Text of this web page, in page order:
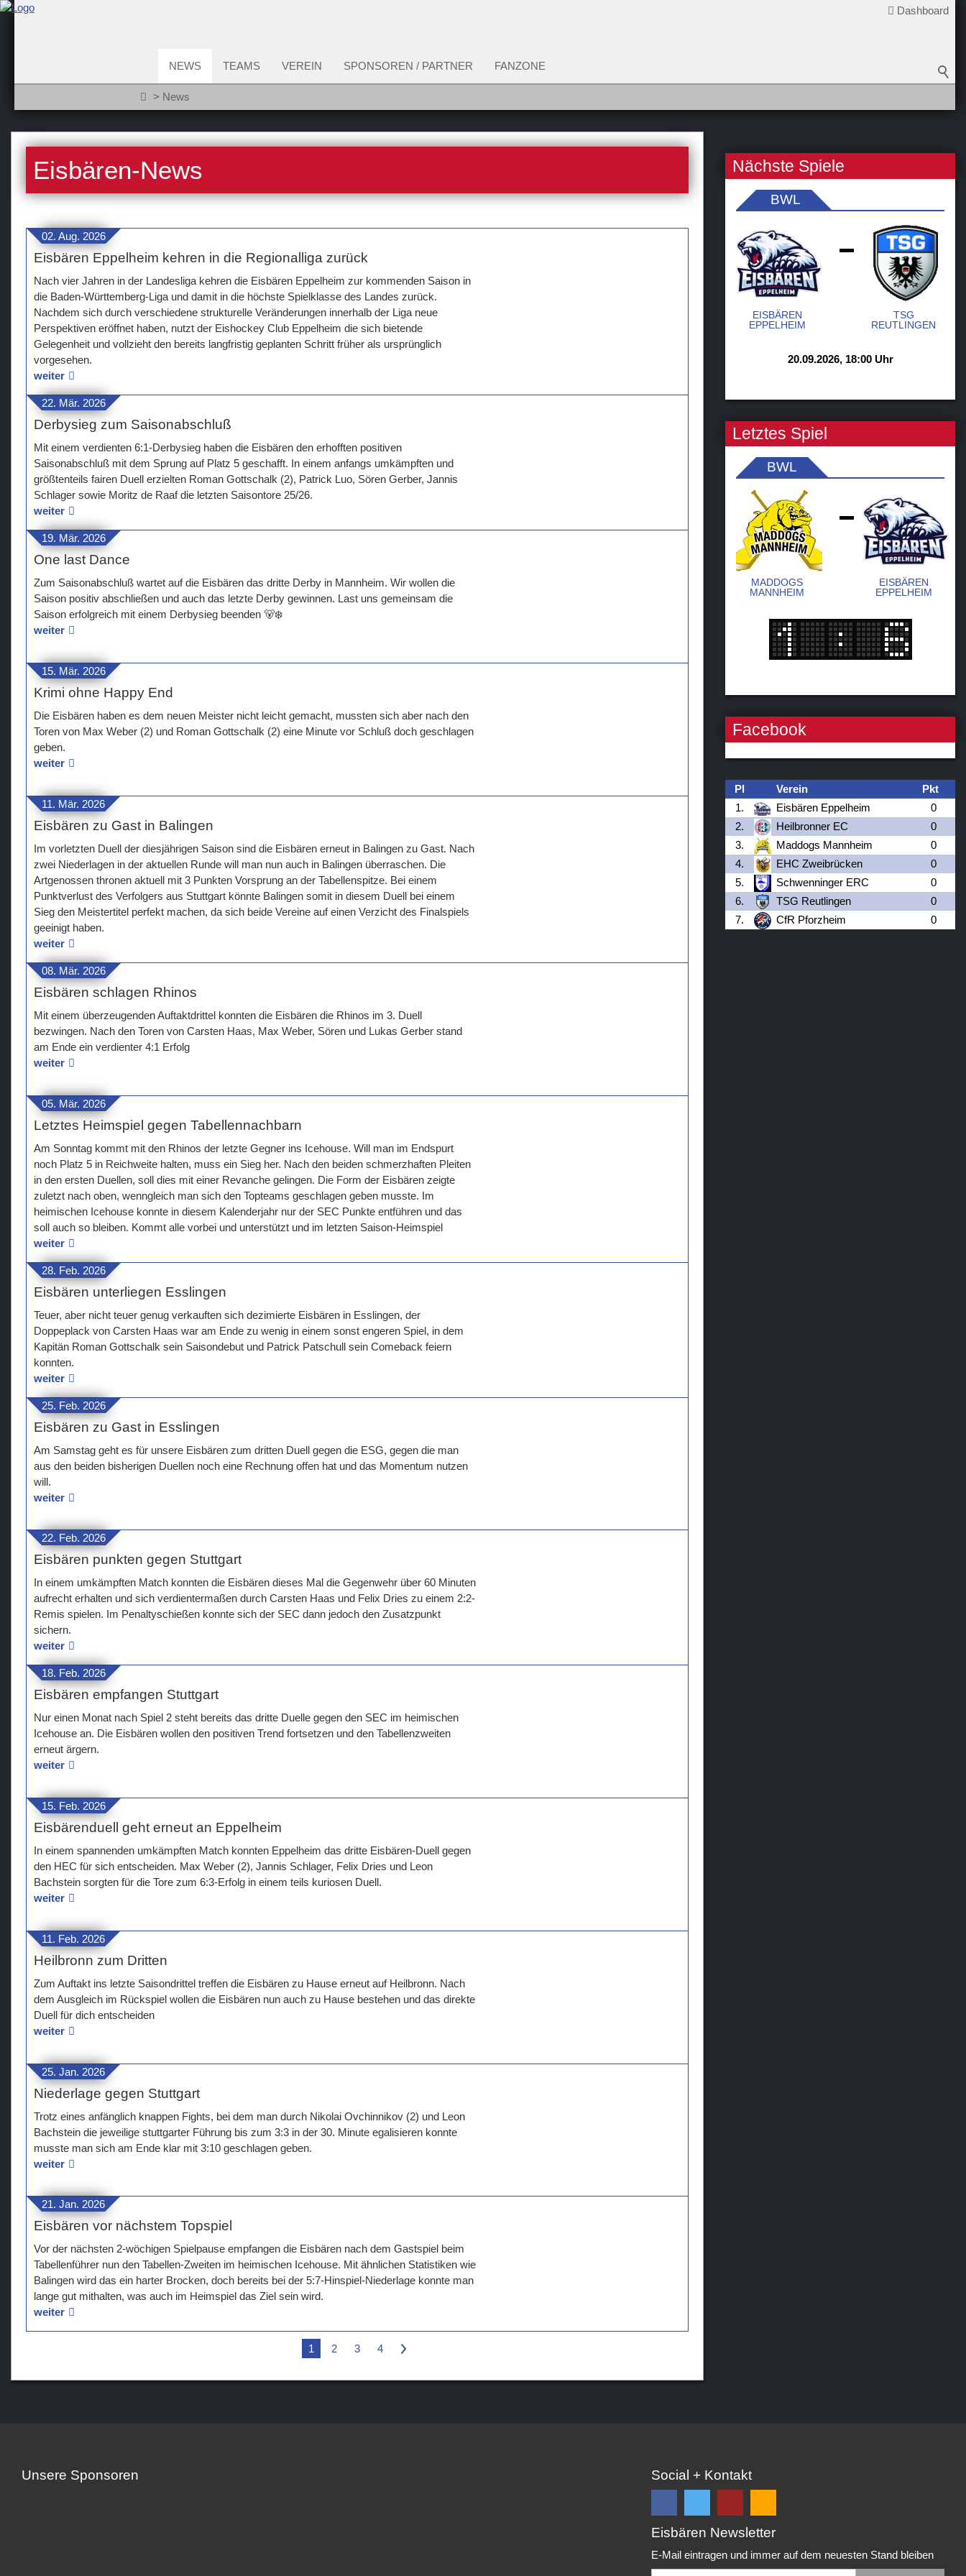
Dashboard
NEWS TEAMS VEREIN SPONSOREN / PARTNER FANZONE
News
Eisbären-News
02. Aug. 2026
Eisbären Eppelheim kehren in die Regionalliga zurück
Nach vier Jahren in der Landesliga kehren die Eisbären Eppelheim zur kommenden Saison in
die Baden-Württemberg-Liga und damit in die höchste Spielklasse des Landes zurück.
Nachdem sich durch verschiedene strukturelle Veränderungen innerhalb der Liga neue
Perspektiven eröffnet haben, nutzt der Eishockey Club Eppelheim die sich bietende
Gelegenheit und vollzieht den bereits langfristig geplanten Schritt früher als ursprünglich
vorgesehen.
weiter
22. Mär. 2026
Derbysieg zum Saisonabschluß
Mit einem verdienten 6:1-Derbysieg haben die Eisbären den erhofften positiven
Saisonabschluß mit dem Sprung auf Platz 5 geschafft. In einem anfangs umkämpften und
größtenteils fairen Duell erzielten Roman Gottschalk (2), Patrick Luo, Sören Gerber, Jannis
Schlager sowie Moritz de Raaf die letzten Saisontore 25/26.
weiter
19. Mär. 2026
One last Dance
Zum Saisonabschluß wartet auf die Eisbären das dritte Derby in Mannheim. Wir wollen die
Saison positiv abschließen und auch das letzte Derby gewinnen. Last uns gemeinsam die
Saison erfolgreich mit einem Derbysieg beenden 🐻‍❄️
weiter
15. Mär. 2026
Krimi ohne Happy End
Die Eisbären haben es dem neuen Meister nicht leicht gemacht, mussten sich aber nach den
Toren von Max Weber (2) und Roman Gottschalk (2) eine Minute vor Schluß doch geschlagen
geben.
weiter
11. Mär. 2026
Eisbären zu Gast in Balingen
Im vorletzten Duell der diesjährigen Saison sind die Eisbären erneut in Balingen zu Gast. Nach
zwei Niederlagen in der aktuellen Runde will man nun auch in Balingen überraschen. Die
Artgenossen thronen aktuell mit 3 Punkten Vorsprung an der Tabellenspitze. Bei einem
Punktverlust des Verfolgers aus Stuttgart könnte Balingen somit in diesem Duell bei einem
Sieg den Meistertitel perfekt machen, da sich beide Vereine auf einen Verzicht des Finalspiels
geeinigt haben.
weiter
08. Mär. 2026
Eisbären schlagen Rhinos
Mit einem überzeugenden Auftaktdrittel konnten die Eisbären die Rhinos im 3. Duell
bezwingen. Nach den Toren von Carsten Haas, Max Weber, Sören und Lukas Gerber stand
am Ende ein verdienter 4:1 Erfolg
weiter
05. Mär. 2026
Letztes Heimspiel gegen Tabellennachbarn
Am Sonntag kommt mit den Rhinos der letzte Gegner ins Icehouse. Will man im Endspurt
noch Platz 5 in Reichweite halten, muss ein Sieg her. Nach den beiden schmerzhaften Pleiten
in den ersten Duellen, soll dies mit einer Revanche gelingen. Die Form der Eisbären zeigte
zuletzt nach oben, wenngleich man sich den Topteams geschlagen geben musste. Im
heimischen Icehouse konnte in diesem Kalenderjahr nur der SEC Punkte entführen und das
soll auch so bleiben. Kommt alle vorbei und unterstützt und im letzten Saison-Heimspiel
weiter
28. Feb. 2026
Eisbären unterliegen Esslingen
Teuer, aber nicht teuer genug verkauften sich dezimierte Eisbären in Esslingen, der
Doppeplack von Carsten Haas war am Ende zu wenig in einem sonst engeren Spiel, in dem
Kapitän Roman Gottschalk sein Saisondebut und Patrick Patschull sein Comeback feiern
konnten.
weiter
25. Feb. 2026
Eisbären zu Gast in Esslingen
Am Samstag geht es für unsere Eisbären zum dritten Duell gegen die ESG, gegen die man
aus den beiden bisherigen Duellen noch eine Rechnung offen hat und das Momentum nutzen
will.
weiter
22. Feb. 2026
Eisbären punkten gegen Stuttgart
In einem umkämpften Match konnten die Eisbären dieses Mal die Gegenwehr über 60 Minuten
aufrecht erhalten und sich verdientermaßen durch Carsten Haas und Felix Dries zu einem 2:2-
Remis spielen. Im Penaltyschießen konnte sich der SEC dann jedoch den Zusatzpunkt
sichern.
weiter
18. Feb. 2026
Eisbären empfangen Stuttgart
Nur einen Monat nach Spiel 2 steht bereits das dritte Duelle gegen den SEC im heimischen
Icehouse an. Die Eisbären wollen den positiven Trend fortsetzen und den Tabellenzweiten
erneut ärgern.
weiter
15. Feb. 2026
Eisbärenduell geht erneut an Eppelheim
In einem spannenden umkämpften Match konnten Eppelheim das dritte Eisbären-Duell gegen
den HEC für sich entscheiden. Max Weber (2), Jannis Schlager, Felix Dries und Leon
Bachstein sorgten für die Tore zum 6:3-Erfolg in einem teils kuriosen Duell.
weiter
11. Feb. 2026
Heilbronn zum Dritten
Zum Auftakt ins letzte Saisondrittel treffen die Eisbären zu Hause erneut auf Heilbronn. Nach
dem Ausgleich im Rückspiel wollen die Eisbären nun auch zu Hause bestehen und das direkte
Duell für dich entscheiden
weiter
25. Jan. 2026
Niederlage gegen Stuttgart
Trotz eines anfänglich knappen Fights, bei dem man durch Nikolai Ovchinnikov (2) und Leon
Bachstein die jeweilige stuttgarter Führung bis zum 3:3 in der 30. Minute egalisieren konnte
musste man sich am Ende klar mit 3:10 geschlagen geben.
weiter
21. Jan. 2026
Eisbären vor nächstem Topspiel
Vor der nächsten 2-wöchigen Spielpause empfangen die Eisbären nach dem Gastspiel beim
Tabellenführer nun den Tabellen-Zweiten im heimischen Icehouse. Mit ähnlichen Statistiken wie
Balingen wird das ein harter Brocken, doch bereits bei der 5:7-Hinspiel-Niederlage konnte man
lange gut mithalten, was auch im Heimspiel das Ziel sein wird.
weiter
1 2 3 4 >
Nächste Spiele
BWL
EISBÄREN
EPPELHEIM
-
TSG
REUTLINGEN
20.09.2026, 18:00 Uhr
Letztes Spiel
BWL
MADDOGS
MANNHEIM
-
EISBÄREN
EPPELHEIM
Facebook
Pl Verein
Pkt
1.
Eisbären Eppelheim
0
2.
Heilbronner EC
0
3.
Maddogs Mannheim
0
4.
EHC Zweibrücken
0
5.
Schwenninger ERC
0
6.
TSG Reutlingen
0
7.
CfR Pforzheim 0
Unsere Sponsoren Social + Kontakt
Folge
auf
Folge
auf
EC
Eppelheim
Falls
unsere
Eisbären Newsletter
E-Mail eintragen und immer auf dem neuesten Stand bleiben